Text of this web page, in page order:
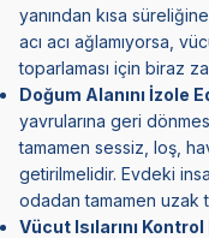
yanından kısa
acı acı ağlamıyorsa,
toparlaması için biraz
Doğum Alanını İzole
yavrularına geri
tamamen sessiz, loş,
getirilmelidir. Evdeki
odadan tamamen uzak
Vücut Isılarını